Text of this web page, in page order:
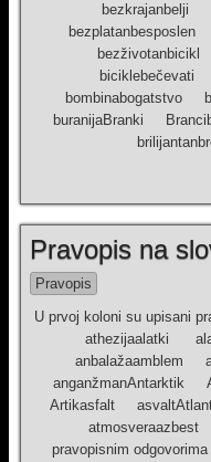
bezkrajanbelji
bezplatanbesposlen
bombinabogatstvo
buranijaBranki
Pravopis na
Pravopis
U prvoj koloni su upisani
athezijaalatki
anbalažaamblem
anganžmanAntarktik
Artikasfalt
atmosveraazbest
pravopisnim